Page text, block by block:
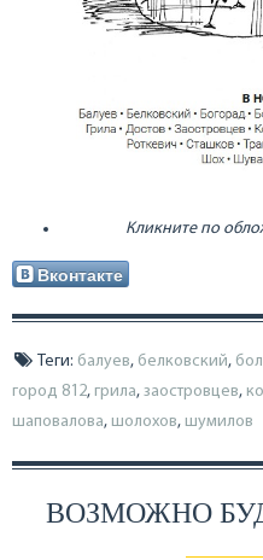
Кликните по
Вконтакте
Теги: балуев, белковский,
город 812, грила, заостровцев,
шаповалова, шолохов, шумилов
ВОЗМОЖНО